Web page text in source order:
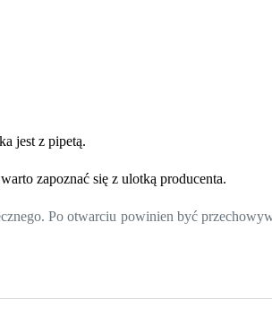
jest z pipetą.
zapoznać się z ulotką producenta.
Po otwarciu powinien być